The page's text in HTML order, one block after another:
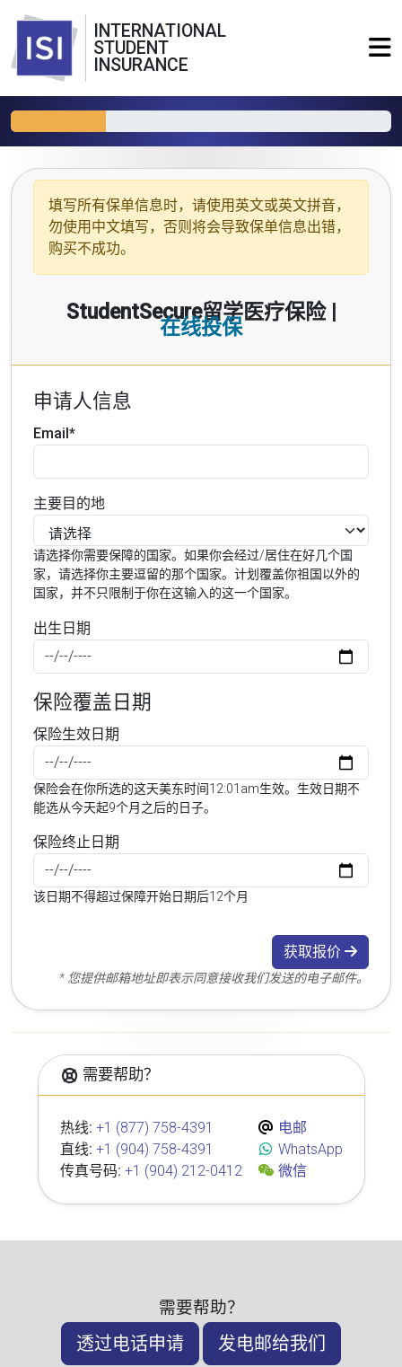
INTERNATIONAL
STUDENT
INSURANCE
填写所有保单信息时，请使用 英文或英文拼音，
勿使用中文填写，否则将会导致保单信息出错，
购买不成功。
StudentSecure留学医疗保险 |
在线投保
申请人信息
Email*
主要目的地
请选择你需要保障的国家。如果你会经过/居住在好几个国
家，请选择你主要逗留的那个国家。计划覆盖你祖国以外的
国家，并不只限制于你在这输入的这一个国家。
出生日期
保险覆盖日期
保险生效日期
保险会在你所选的这天美东时间12:01am生效。生效日期不
能选从今天起9个月之后的日子。
保险终止日期
该日期不得超过保障开始日期后12个月
获取报价
* 您提供邮箱地址即表示同意接收我们发送的电子邮件。
需要帮助？
热线: +1 (877) 758-4391
直线: +1 (904) 758-4391
传真号码: +1 (904) 212-0412
电邮
WhatsApp
微信
需要帮助？
透过电话申请 发电邮给我们